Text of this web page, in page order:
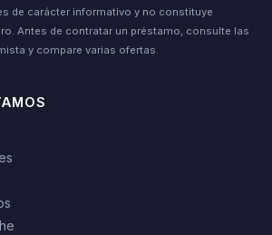
de carácter informativo y no constituye
Antes de contratar un préstamo, consulte las
y compare varias ofertas.